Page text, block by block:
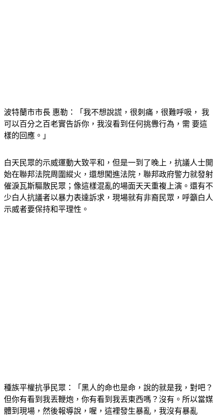
波特蘭市市長 惠勒：「我不想說謊，很刺痛，很難呼吸， 我
可以百分之百老實告訴你，我沒看到任何挑釁行為，需 要這
樣的回應。」
白天民眾的示威運動大致平和，但是一到了晚上，抗議人士開
始在聯邦法院周圍縱火，還想闖進法院，聯邦政府警力就發射
催淚瓦斯驅散民眾；像這樣混亂的場面天天重複上演。還有不
少白人抗議者以暴力表達訴求，現場就有非裔民眾，呼籲白人
示威者要保持和平理性。
種族平權抗爭民眾：「黑人的命也是命，說的就是我，對吧？
但你有看到我丟鞭炮，你有看到我丟東西嗎？沒有。所以當媒
體到現場，然後報導說，喔，這裡發生暴亂，我沒有暴亂